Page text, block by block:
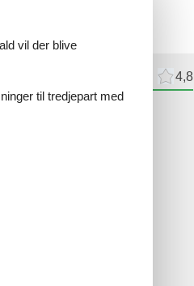
4,8
vil der blive
til tredjepart med